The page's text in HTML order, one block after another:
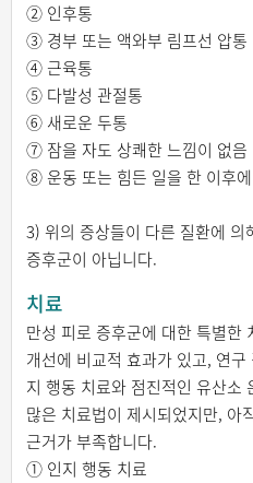
② 인후통
③ 경부 또는 액와부 림프선 압통
④ 근육통
⑤ 다발성 관절통
⑥ 새로운 두통
⑦ 잠을 자도 상쾌한 느낌이 없음
⑧ 운동 또는 힘든 일을 한 이후
3) 위의 증상들이 다른 질환에
증후군이 아닙니다.
치료
만성 피로 증후군에 대한 특별한
개선에 비교적 효과가 있고, 연
지 행동 치료와 점진적인 유산소
많은 치료법이 제시되었지만, 아
근거가 부족합니다.
① 인지 행동 치료